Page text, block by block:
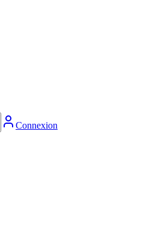
Connexion